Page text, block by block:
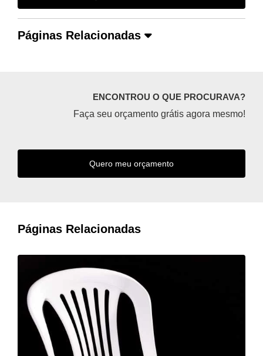
Páginas Relacionadas
ENCONTROU O QUE PROCURAVA?
Faça seu orçamento grátis agora mesmo!
Quero meu orçamento
Páginas Relacionadas